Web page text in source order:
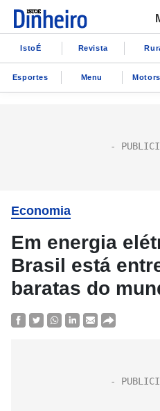
IstoÉ Revista
Esportes Menu
Economia
Em energia
Brasil está
baratas do